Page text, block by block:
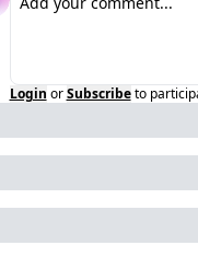
Login or Subscribe to